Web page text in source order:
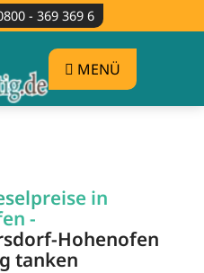
- 369 369 6
MENÜ
in
-
Hohenofen
tanken